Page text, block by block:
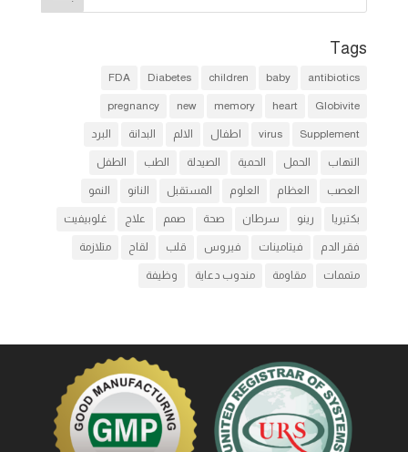
Tags
antibiotics
baby
children
Diabetes
FDA
Globivite
heart
memory
new
pregnancy
Supplement
virus اطفال الالم البدانة البرد
التهاب الحمل الحمية الصيدلة الطب الطفل
العصب العظام العلوم المستقبل النانو النمو
بكتيريا رينو سرطان صحة صمم علاج غلوبيفيت
فقر الدم فيتامينات فيروس قلب لقاح متلازمة
متممات مقاومة مندوب دعاية وظيفة